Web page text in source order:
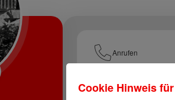
Anrufen
Cookie Hinweis für